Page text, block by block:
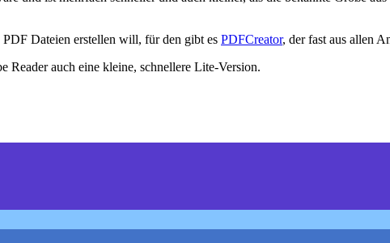
Dateien erstellen will, für den gibt es PDFCreator, der fast aus allen
Reader auch eine kleine, schnellere Lite-Version.